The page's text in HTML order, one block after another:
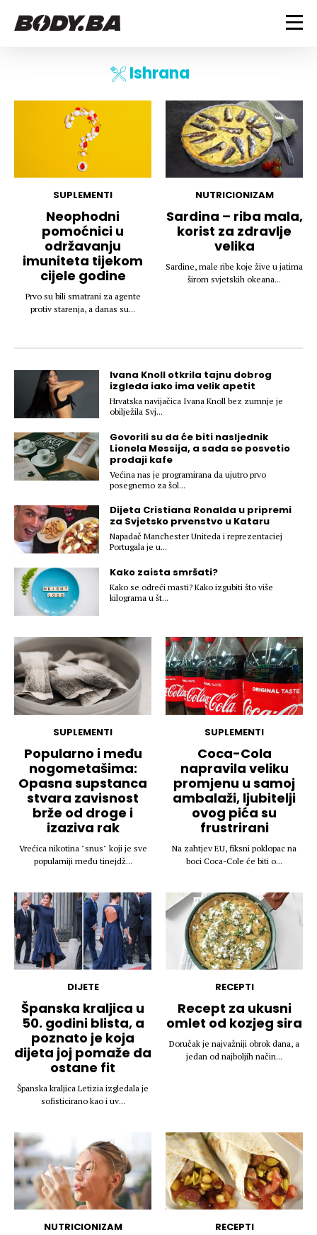
Mršanje
Discipline
Indoor & Outdoor
BODYBUILDING
Trening i vježbe
Takmičarski bodybuilding
Savjeti
Ostalo
ISHRANA
Dijete
Nutricionizam
Recepti
Suplementi
Tablica kalorija
Um i tijelo
Povrede i bolesti
Lifestyle
Trudnice
LIFESTYLE
Bodybuilding
Fitness
Ishrana
Zdravlje
VODA
MAGAZIN
Njega njega
Šminka
Tehnologija
KALORIJE
Ishrana
SUPLEMENTI
Neophodni
pomoćnici u
održavanju
imuniteta tijekom
cijele godine
Prvo su bili smatrani za agente
protiv starenja, a danas su...
NUTRICIONIZAM
Sardina – riba mala,
korist za zdravlje
velika
Sardine, male ribe koje žive u jatima
širom svjetskih okeana...
Ivana Knoll otkrila tajnu dobrog
izgleda iako ima velik apetit
Hrvatska navijačica Ivana Knoll bez zumnje je
obilježila Svj...
Govorili su da će biti nasljednik
Lionela Messija, a sada se posvetio
prodaji kafe
Većina nas je programirana da ujutro prvo
posegnemo za šol...
Dijeta Cristiana Ronalda u pripremi
za Svjetsko prvenstvo u Kataru
Napadač Manchester Uniteda i reprezentaciej
Portugala je u...
Kako zaista smršati?
Kako se odreći masti? Kako izgubiti što više
kilograma u št...
SUPLEMENTI
Popularno i među
nogometašima:
Opasna supstanca
stvara zavisnost
brže od droge i
izaziva rak
Vrećica nikotina "snus" koji je sve
popularniji među tinejdž...
SUPLEMENTI
Coca-Cola
napravila veliku
promjenu u samoj
ambalaži, ljubitelji
ovog pića su
frustrirani
Na zahtjev EU, fiksni poklopac na
boci Coca-Cole će biti o...
DIJETE
Španska kraljica u
50. godini blista, a
poznato je koja
dijeta joj pomaže da
ostane fit
Španska kraljica Letizia izgledala je
sofisticirano kao i uv...
RECEPTI
Recept za ukusni
omlet od kozjeg sira
Doručak je najvažniji obrok dana, a
jedan od najboljih način...
NUTRICIONIZAM RECEPTI